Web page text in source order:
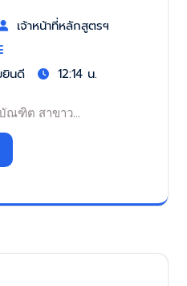
เจ้าหน้าที่หลักสูตรฯ
ยินดี
12:14 น.
ณฑิต สาขาว…